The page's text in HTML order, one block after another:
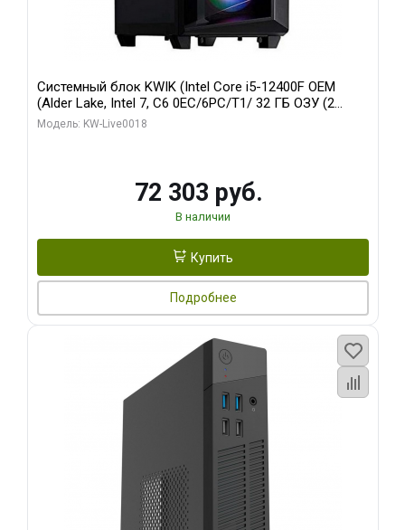
Системный блок KWIK (Intel Core i5-12400F OEM
(Alder Lake, Intel 7, C6 0EC/6PC/T1/ 32 ГБ ОЗУ (2
модуля)/ Ninja Sinotex GTX1660 SUPER 6GB GDDR6
Модель: KW-Live0018
72 303 руб.
В наличии
Купить
Подробнее